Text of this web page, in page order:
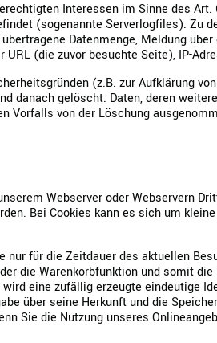
Interessen im Sinne des
(sogenannte Serverlogfiles). Zu
Datenmenge, Meldung
(die zuvor besuchte Seite), IP-
(z.B. zur Aufklärung
danach gelöscht. Daten, deren
Vorfalls von der Löschung
Webserver oder Webservern
Bei Cookies kann es sich um
nur für die Zeitdauer des aktuellen
die Warenkorbfunktion und somit
eine zufällig erzeugte eindeutige
über seine Herkunft und die
Sie die Nutzung unseres